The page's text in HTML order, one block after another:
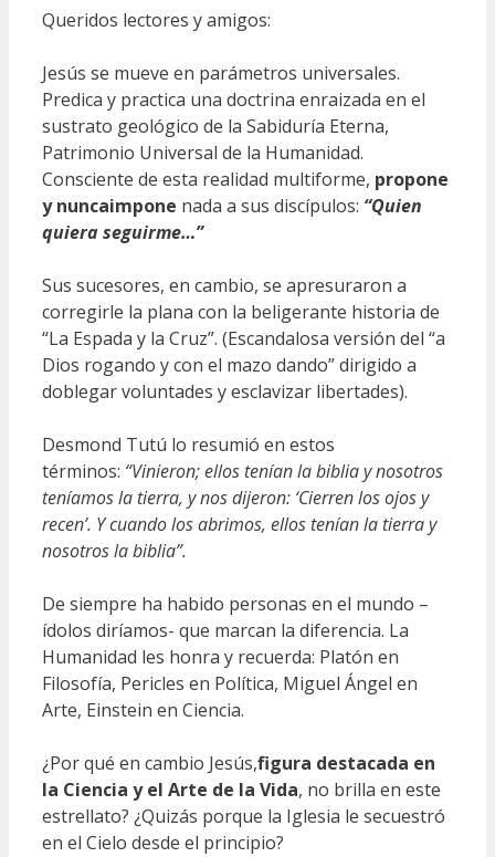
Queridos lectores y amigos:
Jesús se mueve en parámetros universales.
Predica y practica una doctrina enraizada en el
sustrato geológico de la Sabiduría Eterna,
Patrimonio Universal de la Humanidad.
Consciente de esta realidad multiforme, propone
y nuncaimpone nada a sus discípulos: “Quien
quiera seguirme…”
Sus sucesores, en cambio, se apresuraron a
corregirle la plana con la beligerante historia de
“La Espada y la Cruz”. (Escandalosa versión del “a
Dios rogando y con el mazo dando” dirigido a
doblegar voluntades y esclavizar libertades).
Desmond Tutú lo resumió en estos
términos: “Vinieron; ellos tenían la biblia y nosotros
teníamos la tierra, y nos dijeron: ‘Cierren los ojos y
recen’. Y cuando los abrimos, ellos tenían la tierra y
nosotros la biblia”.
De siempre ha habido personas en el mundo –
ídolos diríamos- que marcan la diferencia. La
Humanidad les honra y recuerda: Platón en
Filosofía, Pericles en Política, Miguel Ángel en
Arte, Einstein en Ciencia.
¿Por qué en cambio Jesús,figura destacada en
la Ciencia y el Arte de la Vida, no brilla en este
estrellato? ¿Quizás porque la Iglesia le secuestró
en el Cielo desde el principio?